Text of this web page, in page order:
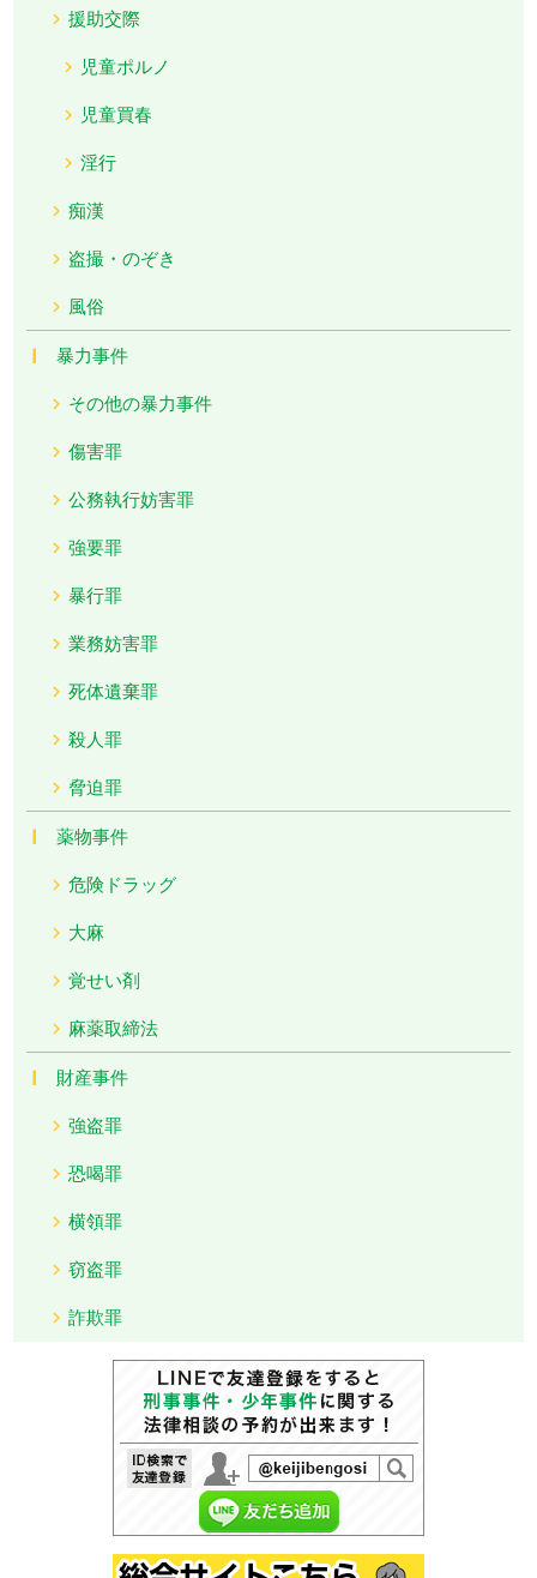
援助交際
児童ポルノ
児童買春
淫行
痴漢
盗撮・のぞき
風俗
暴力事件
その他の暴力事件
傷害罪
公務執行妨害罪
強要罪
暴行罪
業務妨害罪
死体遺棄罪
殺人罪
脅迫罪
薬物事件
危険ドラッグ
大麻
覚せい剤
麻薬取締法
財産事件
強盗罪
恐喝罪
横領罪
窃盗罪
詐欺罪